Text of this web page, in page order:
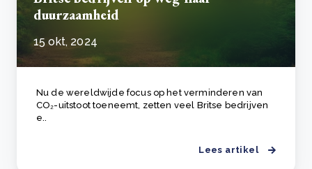
duurzaamheid
15 okt, 2024
Nu de wereldwijde focus op het verminderen van
CO₂-uitstoot toeneemt, zetten veel Britse bedrijven
e..
Lees artikel